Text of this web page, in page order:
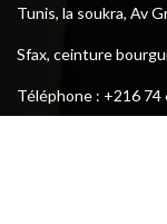
Tunis, la soukra, Av
Sfax, ceinture
Téléphone : +216 74